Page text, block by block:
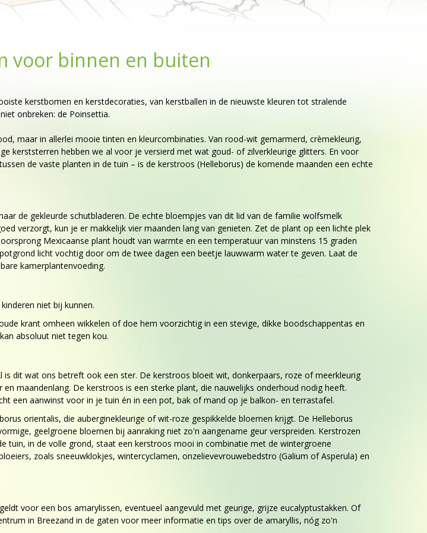
voor binnen en buiten
kerstbomen en kerstdecoraties, van kerstballen in de nieuwste kleuren tot stralende
onbreken: de Poinsettia.
maar in allerlei mooie tinten en kleurcombinaties. Van rood-wit gemarmerd, crèmekleurig,
kerststerren hebben we al voor je versierd met wat goud- of zilverkleurige glitters. En voor
de vaste planten in de tuin – is de kerstroos (Helleborus) de komende maanden een echte
de gekleurde schutbladeren. De echte bloempjes van dit lid van de familie wolfsmelk
verzorgt, kun je er makkelijk vier maanden lang van genieten. Zet de plant op een lichte plek
Mexicaanse plant houdt van warmte en een temperatuur van minstens 15 graden
licht vochtig door om de twee dagen een beetje lauwwarm water te geven. Laat de
kamerplantenvoeding.
niet bij kunnen.
krant omheen wikkelen of doe hem voorzichtig in een stevige, dikke boodschappentas en
absoluut niet tegen kou.
dit wat ons betreft ook een ster. De kerstroos bloeit wit, donkerpaars, roze of meerkleurig
maandenlang. De kerstroos is een sterke plant, die nauwelijks onderhoud nodig heeft.
een aanwinst voor in je tuin én in een pot, bak of mand op je balkon- en terrastafel.
orientalis, die auberginekleurige of wit-roze gespikkelde bloemen krijgt. De Helleborus
geelgroene bloemen bij aanraking niet zo'n aangename geur verspreiden. Kerstrozen
tuin, in de volle grond, staat een kerstroos mooi in combinatie met de wintergroene
zoals sneeuwklokjes, wintercyclamen, onzelievevrouwebedstro (Galium of Asperula) en
voor een bos amarylissen, eventueel aangevuld met geurige, grijze eucalyptustakken. Of
in Breezand in de gaten voor meer informatie en tips over de amaryllis, nóg zo'n